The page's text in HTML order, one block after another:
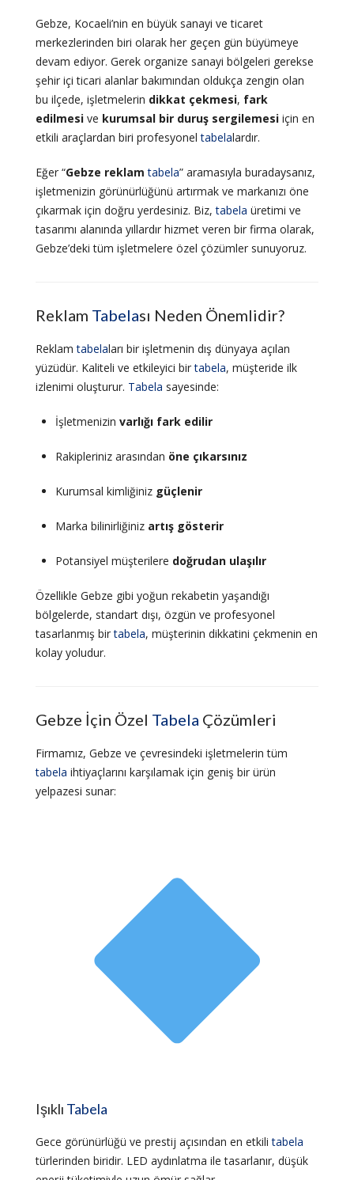
Gebze, Kocaeli’nin en büyük sanayi ve ticaret
merkezlerinden biri olarak her geçen gün büyümeye
devam ediyor. Gerek organize sanayi bölgeleri gerekse
şehir içi ticari alanlar bakımından oldukça zengin olan
bu ilçede, işletmelerin dikkat çekmesi, fark
edilmesi ve kurumsal bir duruş sergilemesi için en
etkili araçlardan biri profesyoneltabelalardır.
Eğer “Gebze reklamtabela” aramasıyla buradaysanız,
işletmenizin görünürlüğünü artırmak ve markanızı öne
çıkarmak için doğru yerdesiniz. Biz,tabela üretimi ve
tasarımı alanında yıllardır hizmet veren bir firma olarak,
Gebze’deki tüm işletmelere özel çözümler sunuyoruz.
Reklam Tabelası Neden Önemlidir?
Reklamtabelaları bir işletmenin dış dünyaya açılan
yüzüdür. Kaliteli ve etkileyici birtabela, müşteride ilk
izlenimi oluşturur. Tabela sayesinde:
İşletmenizin varlığı fark edilir
Rakipleriniz arasından öne çıkarsınız
Kurumsal kimliğiniz güçlenir
Marka bilinirliğiniz artış gösterir
Potansiyel müşterilere doğrudan ulaşılır
Özellikle Gebze gibi yoğun rekabetin yaşandığı
bölgelerde, standart dışı, özgün ve profesyonel
tasarlanmış birtabela, müşterinin dikkatini çekmenin en
kolay yoludur.
Gebze İçin Özel Tabela Çözümleri
Firmamız, Gebze ve çevresindeki işletmelerin tüm
tabela ihtiyaçlarını karşılamak için geniş bir ürün
yelpazesi sunar:
Işıklı Tabela
Gece görünürlüğü ve prestij açısından en etkilitabela
türlerinden biridir. LED aydınlatma ile tasarlanır, düşük